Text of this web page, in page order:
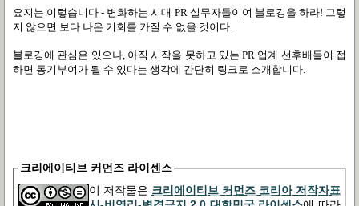
요지는 이렇습니다 - 변화하는 시대 PR 실무자들이여 블로깅을 하라! 그렇
지 않으면 보다 나은 기회를 가질 수 없을 것이다.
블로깅에 관심은 있으나, 아직 시작을 못하고 있는 PR 업계 선후배들이 접
하면 동기부여가 될 수 있다는 생각에 간단히 링크로 소개합니다.
크리에이티브 커먼즈 라이센스
이 저작물은 크리에이티브 커먼즈 코리아 저작자표